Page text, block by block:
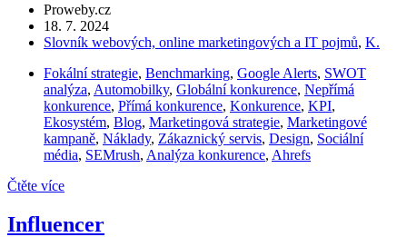
Proweby.cz
18. 7. 2024
Slovník webových, online marketingových a IT pojmů, K.
Fokální strategie, Benchmarking, Google Alerts, SWOT
analýza, Automobilky, Globální konkurence, Nepřímá
konkurence, Přímá konkurence, Konkurence, KPI,
Ekosystém, Blog, Marketingová strategie, Marketingové
kampaně, Náklady, Zákaznický servis, Design, Sociální
média, SEMrush, Analýza konkurence, Ahrefs
Čtěte více
Influencer